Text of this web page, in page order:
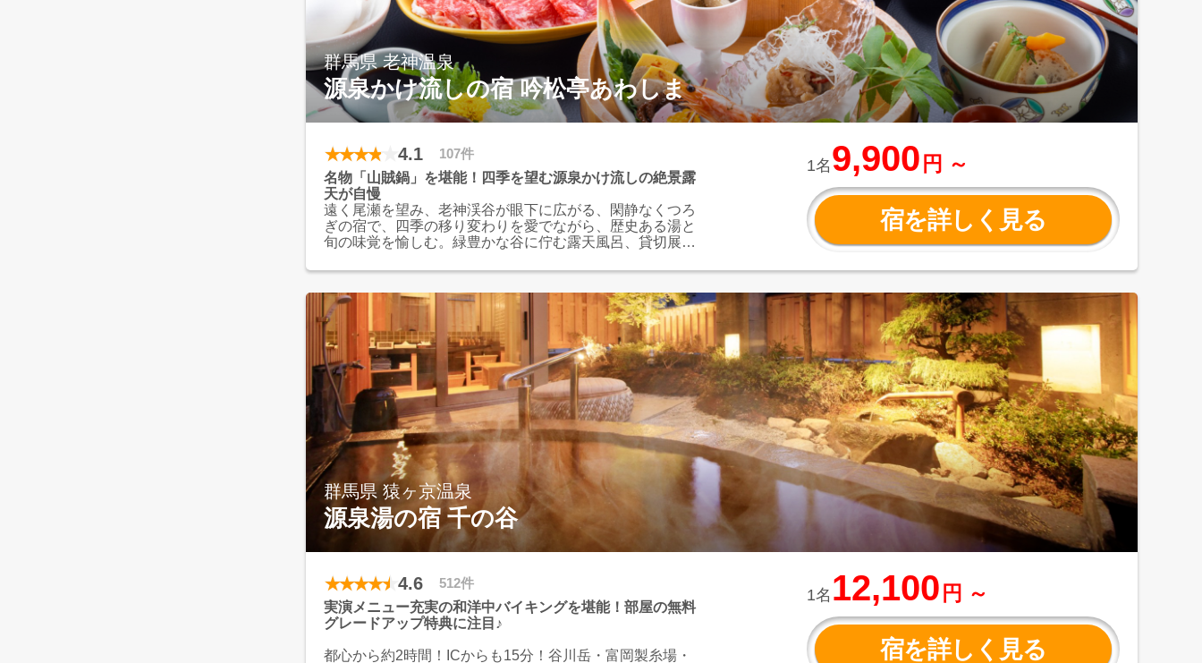
群馬県 老神温泉
源泉かけ流しの宿 吟松亭あわしま
4.1
107件
名物「山賊鍋」を堪能！四季を望む源泉かけ流しの絶景露
天が自慢
遠く尾瀬を望み、老神渓谷が眼下に広がる、閑静なくつろ
ぎの宿で、四季の移り変わりを愛でながら、歴史ある湯と
旬の味覚を愉しむ。緑豊かな谷に佇む露天風呂、貸切展望
ンドした源泉かけ流し。「吟松亭あわしま」は、老神の老
舗旅館としての伝統と良心を大切に、訪れるお客様をぬく
もりと感動の刻へいざないます。
1名9,900 円 ～
宿を詳しく見る
群馬県 猿ヶ京温泉
源泉湯の宿 千の谷
4.6
512件
実演メニュー充実の和洋中バイキングを堪能！部屋の無料
グレードアップ特典に注目♪
都心から約2時間！ICからも15分！谷川岳・富岡製糸場・
1名 12,100 円 ～
宿を詳しく見る